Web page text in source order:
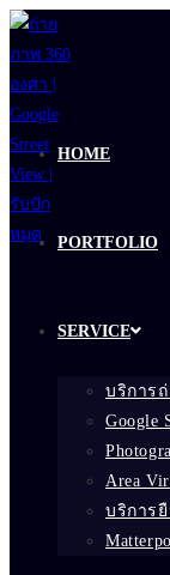
Skip
to
content
HOME
PORTFOLIO
SERVICE
บริการถ่
Google
Area
บริการยื